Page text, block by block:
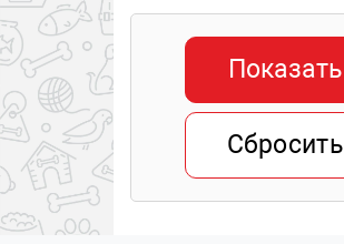
Показать
Сбросить